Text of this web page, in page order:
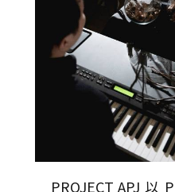
PROJECT APJ 以